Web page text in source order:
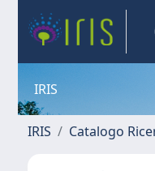
IRIS
IRIS Catalogo